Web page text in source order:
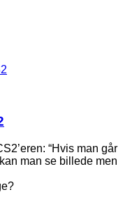
“Hvis man går
man se billede men